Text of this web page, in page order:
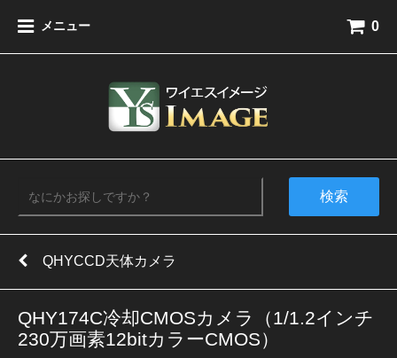
メニュー 0
検索
QHYCCD天体カメラ
QHY174C冷却CMOSカメラ（1/1.2インチ
230万画素12bitカラーCMOS）